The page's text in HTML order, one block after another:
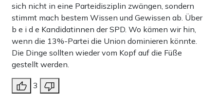
sich nicht in eine Parteidisziplin zwängen, sondern
stimmt mach bestem Wissen und Gewissen ab. Über
b e i d e Kandidatinnen der SPD. Wo kämen wir hin,
wenn die 13%-Partei die Union dominieren könnte.
Die Dinge sollten wieder vom Kopf auf die Füße
gestellt werden.
3